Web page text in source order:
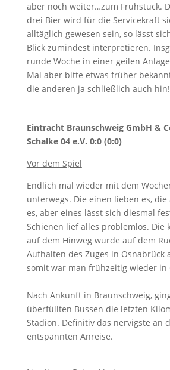
aber noch weiter…zum Frühstück.
drei Bier wird für die Servicekraft
alltäglich gewesen sein, so lässt
Blick zumindest interpretieren.
runde Woche in einer geilen
Mal aber bitte etwas früher
die anderen ja schließlich auch hin!
Eintracht Braunschweig GmbH &
Schalke 04 e.V. 0:0 (0:0)
Vor dem Spiel
Endlich mal wieder mit dem
unterwegs. Die einen lieben es,
es, aber eines lässt sich diesmal
Schienen lief alles problemlos. Die
auf dem Hinweg wurde auf dem
Aufhalten des Zuges in Osnabrück
somit war man frühzeitig wieder in
Nach Ankunft in Braunschweig,
überfüllten Bussen die letzten
Stadion. Definitiv das nervigste an
entspannten Anreise.